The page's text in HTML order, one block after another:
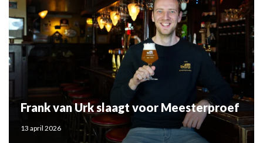
Frank van Urk slaagt voor Meesterproef
13 april 2026